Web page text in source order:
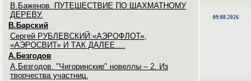
В.Баженов. ПУТЕШЕСТВИЕ ПО ШАХМАТНОМУ
ДЕРЕВУ.
В.Барский
Сергей РУБЛЕВСКИЙ:«АЭРОФЛОТ»,
«АЭРОСВИТ» И ТАК ДАЛЕЕ….
А.Безгодов
А.Безгодов. "Чигоринские" новеллы – 2. Из
творчества участниц.
09.08.2026